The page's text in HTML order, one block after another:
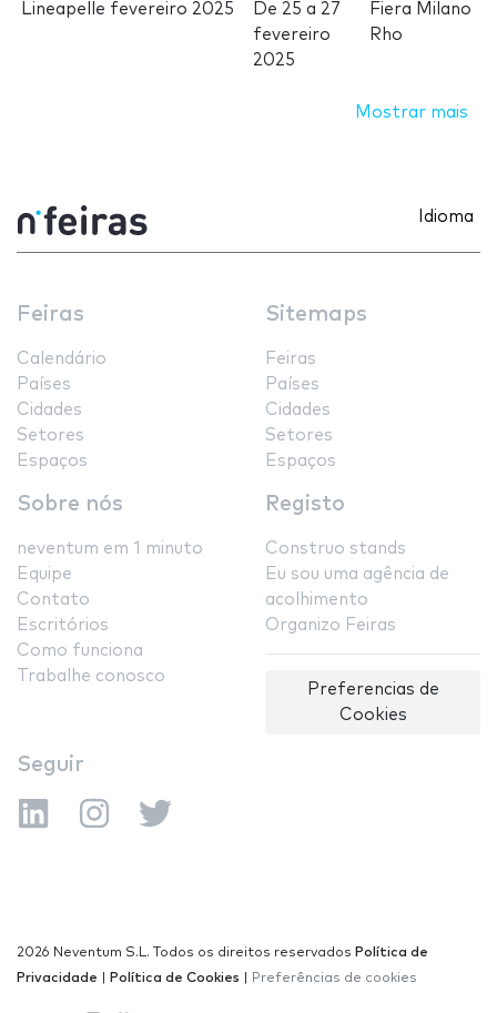
Lineapelle fevereiro 2025 De 25 a 27
fevereiro
2025
Fiera Milano
Rho
Mostrar mais
Idioma
Feiras
Calendário
Países
Cidades
Setores
Espaços
Sitemaps
Feiras
Países
Cidades
Setores
Espaços
Sobre nós
neventum em 1 minuto
Equipe
Contato
Escritórios
Como funciona
Trabalhe conosco
Registo
Construo stands
Eu sou uma agência de
acolhimento
Organizo Feiras
Preferencias de
Cookies
Seguir
2026 Neventum S.L. Todos os direitos reservados Política de
Privacidade
Política de Cookies Preferências de cookies